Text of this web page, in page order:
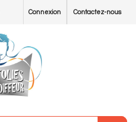
Contactez-nous
Connexion